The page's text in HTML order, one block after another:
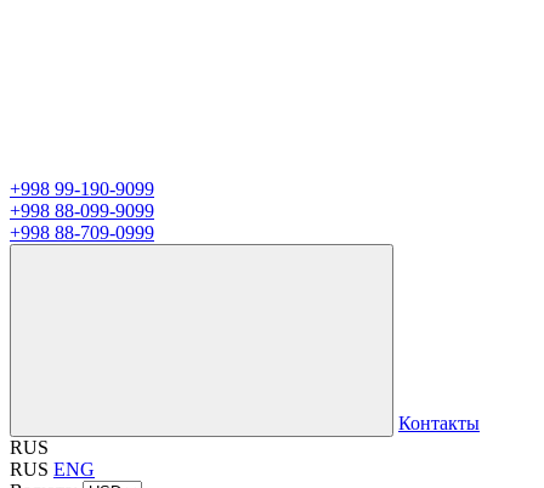
+998 99-190-9099
+998 88-099-9099
+998 88-709-0999
Контакты
RUS
RUS ENG